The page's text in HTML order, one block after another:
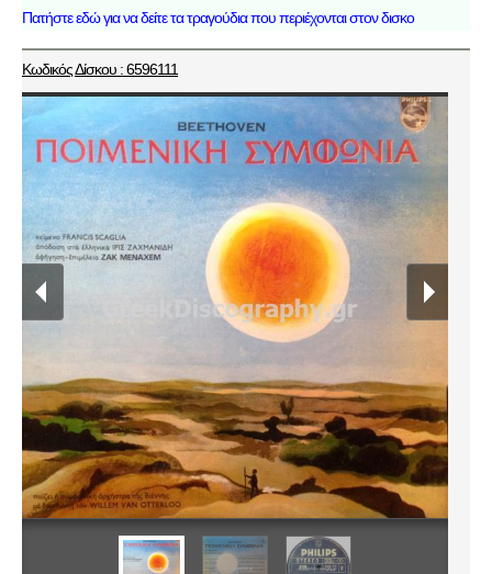
Πατήστε εδώ για να δείτε τα τραγούδια που περιέχονται στον δισκο
Κωδικός Δίσκου : 6596111